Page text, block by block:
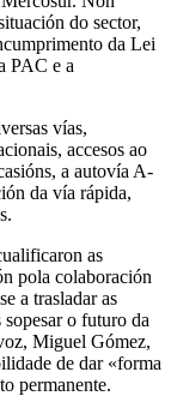
do sector,
da Lei
PAC e a
vías,
accesos ao
a autovía A-
da vía rápida,
as
pola colaboración
a trasladar as
o futuro da
Miguel Gómez,
de dar «forma
permanente.